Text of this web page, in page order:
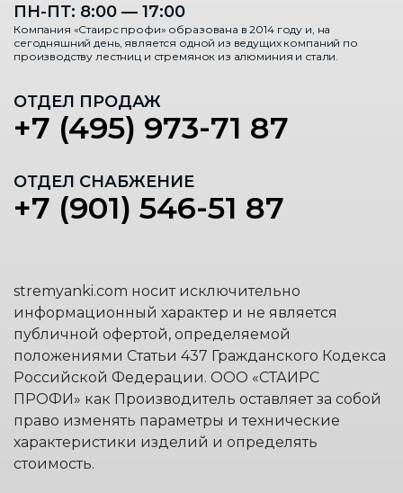
ПН-ПТ: 8:00 — 17:00
Компания «Стаирс профи» образована в 2014 году и, на
сегодняшний день, является одной из ведущих компаний по
производству лестниц и стремянок из алюминия и стали.
ОТДЕЛ ПРОДАЖ
+7 (495) 973-71 87
ОТДЕЛ СНАБЖЕНИЕ
+7 (901) 546-51 87
stremyanki.com носит исключительно
информационный характер и не является
публичной офертой, определяемой
положениями Статьи 437 Гражданского Кодекса
Российской Федерации. ООО «СТАИРС
ПРОФИ» как Производитель оставляет за собой
право изменять параметры и технические
характеристики изделий и определять
стоимость.